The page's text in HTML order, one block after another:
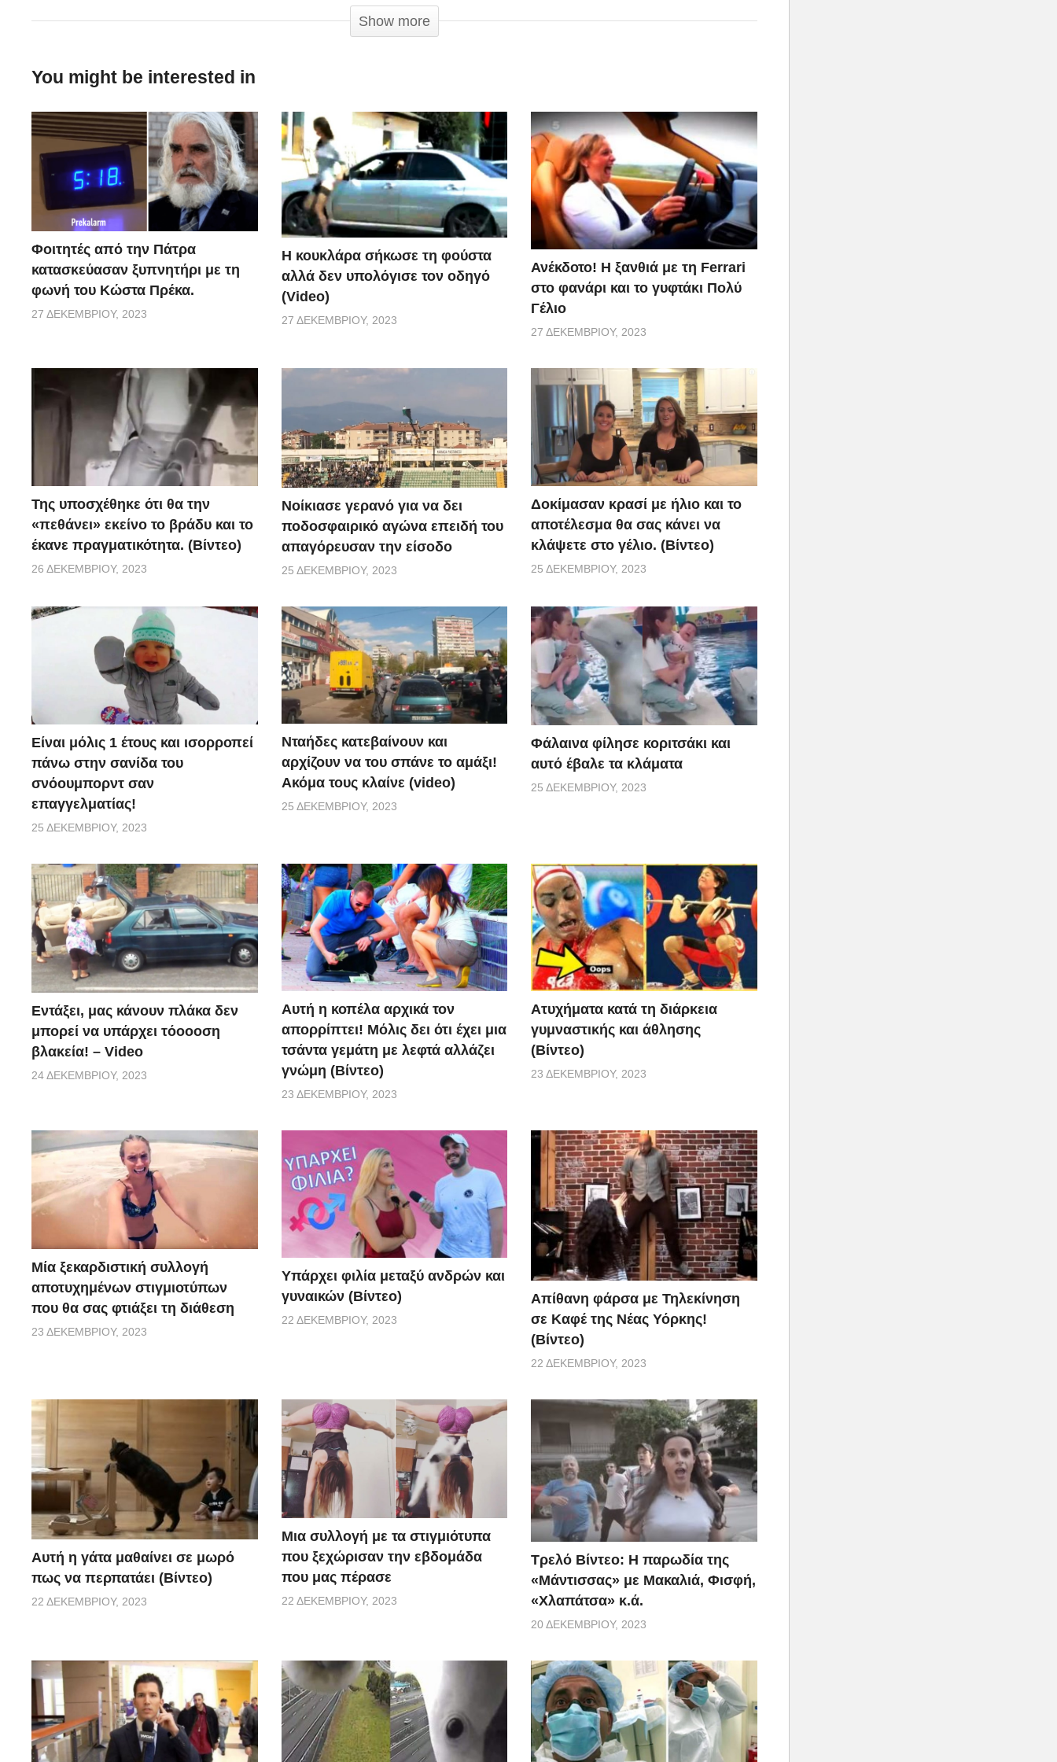
Show more
You might be interested in
Φοιτητές από την Πάτρα
κατασκεύασαν ξυπνητήρι με τη
φωνή του Κώστα Πρέκα.
27 ΔΕΚΕΜΒΡΊΟΥ, 2023
Η κουκλάρα σήκωσε τη φούστα
αλλά δεν υπολόγισε τον οδηγό
(Video)
27 ΔΕΚΕΜΒΡΊΟΥ, 2023
Ανέκδοτο! Η ξανθιά με τη Ferrari
στο φανάρι και το γυφτάκι Πολύ
Γέλιο
27 ΔΕΚΕΜΒΡΊΟΥ, 2023
Της υποσχέθηκε ότι θα την
«πεθάνει» εκείνο το βράδυ και το
έκανε πραγματικότητα. (Βίντεο)
26 ΔΕΚΕΜΒΡΊΟΥ, 2023
Νοίκιασε γερανό για να δει
ποδοσφαιρικό αγώνα επειδή του
απαγόρευσαν την είσοδο
25 ΔΕΚΕΜΒΡΊΟΥ, 2023
Δοκίμασαν κρασί με ήλιο και το
αποτέλεσμα θα σας κάνει να
κλάψετε στο γέλιο. (Βίντεο)
25 ΔΕΚΕΜΒΡΊΟΥ, 2023
Είναι μόλις 1 έτους και ισορροπεί
πάνω στην σανίδα του
σνόουμπορντ σαν
επαγγελματίας!
25 ΔΕΚΕΜΒΡΊΟΥ, 2023
Νταήδες κατεβαίνουν και
αρχίζουν να του σπάνε το αμάξι!
Ακόμα τους κλαίνε (video)
25 ΔΕΚΕΜΒΡΊΟΥ, 2023
Φάλαινα φίλησε κοριτσάκι και
αυτό έβαλε τα κλάματα
25 ΔΕΚΕΜΒΡΊΟΥ, 2023
Εντάξει, μας κάνουν πλάκα δεν
μπορεί να υπάρχει τόοοοση
βλακεία! – Video
24 ΔΕΚΕΜΒΡΊΟΥ, 2023
Αυτή η κοπέλα αρχικά τον
απορρίπτει! Μόλις δει ότι έχει μια
τσάντα γεμάτη με λεφτά αλλάζει
γνώμη (Βίντεο)
23 ΔΕΚΕΜΒΡΊΟΥ, 2023
Aτυχήματα κατά τη διάρκεια
γυμναστικής και άθλησης
(Βίντεο)
23 ΔΕΚΕΜΒΡΊΟΥ, 2023
Μία ξεκαρδιστική συλλογή
αποτυχημένων στιγμιοτύπων
που θα σας φτιάξει τη διάθεση
23 ΔΕΚΕΜΒΡΊΟΥ, 2023
Υπάρχει φιλία μεταξύ ανδρών και
γυναικών (Βίντεο)
22 ΔΕΚΕΜΒΡΊΟΥ, 2023
Απίθανη φάρσα με Τηλεκίνηση
σε Καφέ της Νέας Υόρκης!
(Βίντεο)
22 ΔΕΚΕΜΒΡΊΟΥ, 2023
Αυτή η γάτα μαθαίνει σε μωρό
πως να περπατάει (Βίντεο)
22 ΔΕΚΕΜΒΡΊΟΥ, 2023
Μια συλλογή με τα στιγμιότυπα
που ξεχώρισαν την εβδομάδα
που μας πέρασε
22 ΔΕΚΕΜΒΡΊΟΥ, 2023
Τρελό Βίντεο: H παρωδία της
«Μάντισσας» με Μακαλιά, Φισφή,
«Χλαπάτσα» κ.ά.
20 ΔΕΚΕΜΒΡΊΟΥ, 2023